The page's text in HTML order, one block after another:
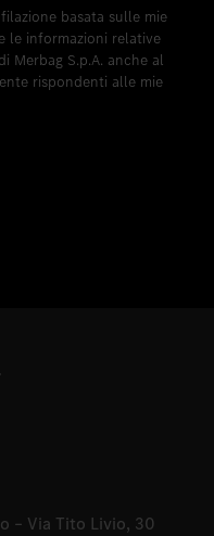
basata sulle mie
le informazioni relative
Merbag S.p.A. anche al
rispondenti alle mie
– Via Tito Livio, 30